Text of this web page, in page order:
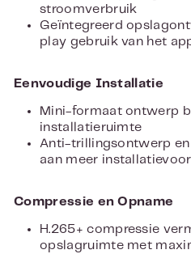
stroomverbruik
Geïntegreerd
play gebruik van het
Eenvoudige Installatie
Mini-formaat ontwerp
installatieruimte
Anti-trillingsontwerp
aan meer
Compressie en Opname
H.265+ compressie
opslagruimte met